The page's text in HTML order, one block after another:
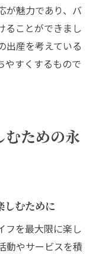
が魅力であり、バ
ることができまし
出産を考えている
やすくするもので
むための永
しむために
フを最大限に楽し
動やサービスを積